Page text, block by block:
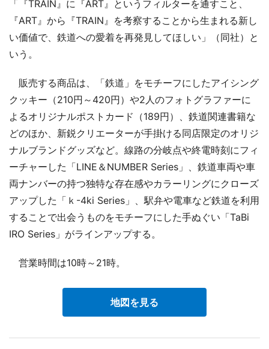
「『TRAIN』に『ART』というフィルターを通すこと、
『ART』から『TRAIN』を考察することから生まれる新し
い価値で、鉄道への愛着を再発見してほしい」（同社）と
いう。
販売する商品は、「鉄道」をモチーフにしたアイシング
クッキー（210円～420円）や2人のフォトグラファーに
よるオリジナルポストカード（189円）、鉄道関連書籍な
どのほか、新鋭クリエーターが手掛ける同店限定のオリジ
ナルブランドグッズなど。線路の分岐点や終電時刻にフィ
ーチャーした「LINE＆NUMBER Series」、鉄道車両や車
両ナンバーの持つ独特な存在感やカラーリングにクローズ
アップした「ｋ-4ki Series」、駅弁や電車など鉄道を利用
することで出会うものをモチーフにした手ぬぐい「TaBi
IRO Series」がラインアップする。
営業時間は10時～21時。
地図を見る